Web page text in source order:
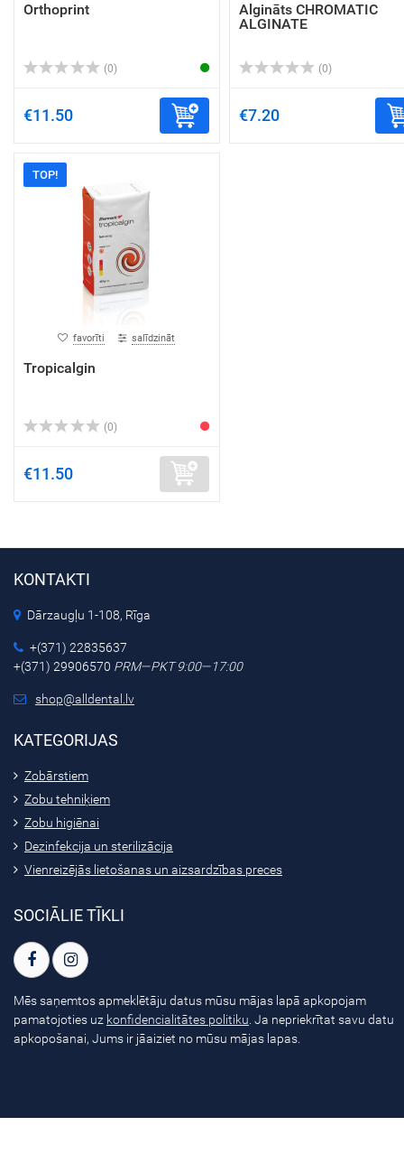
Orthoprint
(0)
€11.50
Algināts CHROMATIC
ALGINATE
(0)
€7.20
TOP!
favorīti salīdzināt
Tropicalgin
(0)
€11.50
KONTAKTI
Dārzaugļu 1-108, Rīga
+(371) 22835637
+(371) 29906570 PRM—PKT 9:00—17:00
shop@alldental.lv
KATEGORIJAS
Zobārstiem
Zobu tehniķiem
Zobu higiēnai
Dezinfekcija un sterilizācija
Vienreizējās lietošanas un aizsardzības preces
SOCIĀLIE TĪKLI
Mēs saņemtos apmeklētāju datus mūsu mājas lapā apkopojam
pamatojoties uz konfidencialitātes politiku . Ja nepriekrītat savu datu
apkopošanai, Jums ir jāaiziet no mūsu mājas lapas.